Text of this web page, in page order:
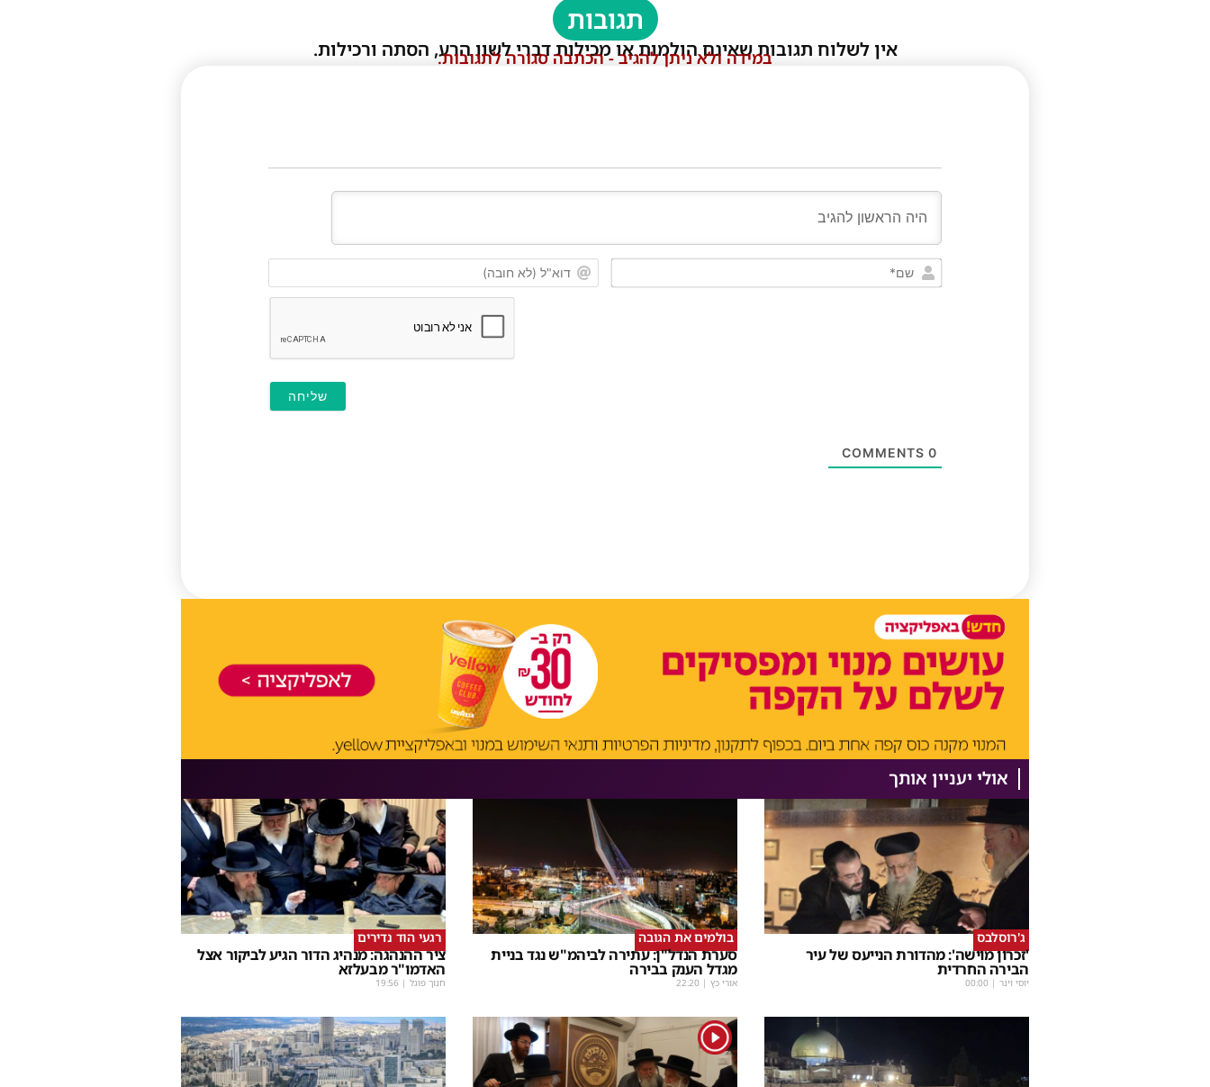
תגובות
אין לשלוח תגובות שאינם הולמות או מכילות דברי לשון הרע, הסתה ורכילות.
במידה ולא ניתן להגיב - הכתבה סגורה לתגובות.
שם*
(לא
0
אולי יעניין אותך
ג'רוסלבס
'זכרון מוישה': מהדורת הנייעס של עיר
הבירה החרדית
יוסי וינר |
00:00
בולמים את הגובה
סערת הנדל"ן: עתירה לביהמ"ש נגד בניית
מגדל הענק בבירה
אורי כץ |
22:20
רגעי הוד נדירים
ציר ההנהגה: מנהיג הדור הגיע לביקור אצל
האדמו"ר מבעלזא
חנוך פוגל |
19:56
1